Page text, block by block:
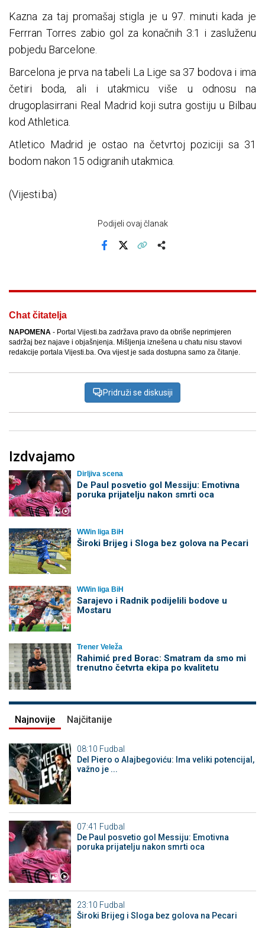
Kazna za taj promašaj stigla je u 97. minuti kada je
Ferrran Torres zabio gol za konačnih 3:1 i zasluženu
pobjedu Barcelone.
Barcelona je prva na tabeli La Lige sa 37 bodova i ima
četiri boda, ali i utakmicu više u odnosu na
drugoplasirrani Real Madrid koji sutra gostiju u Bilbau
kod Athletica.
Atletico Madrid je ostao na četvrtoj poziciji sa 31
bodom nakon 15 odigranih utakmica.
(Vijesti.ba)
Podijeli ovaj članak
Chat čitatelja
NAPOMENA - Portal Vijesti.ba zadržava pravo da obriše neprimjeren
sadržaj bez najave i objašnjenja. Mišljenja iznešena u chatu nisu stavovi
redakcije portala Vijesti.ba. Ova vijest je sada dostupna samo za čitanje.
Pridruži se diskusiji
Izdvajamo
Dirljiva scena
De Paul posvetio gol Messiju: Emotivna
poruka prijatelju nakon smrti oca
WWin liga BiH
Široki Brijeg i Sloga bez golova na Pecari
WWin liga BiH
Sarajevo i Radnik podijelili bodove u
Mostaru
Trener Veleža
Rahimić pred Borac: Smatram da smo mi
trenutno četvrta ekipa po kvalitetu
Najnovije Najčitanije
08:10 Fudbal
Del Piero o Alajbegoviću: Ima veliki potencijal,
važno je ...
07:41 Fudbal
De Paul posvetio gol Messiju: Emotivna
poruka prijatelju nakon smrti oca
23:10 Fudbal
Široki Brijeg i Sloga bez golova na Pecari